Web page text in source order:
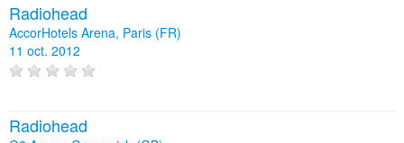
Radiohead
AccorHotels Arena, Paris (FR)
11 oct. 2012
Radiohead